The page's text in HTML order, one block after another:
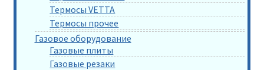
Термосы VETTA
Термосы прочее
Газовое оборудование
Газовые плиты
Газовые резаки